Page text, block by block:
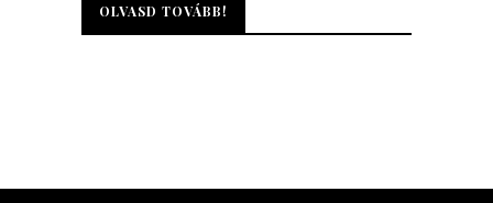
OLVASD TOVÁBB!
OLVASD TOVÁBB!